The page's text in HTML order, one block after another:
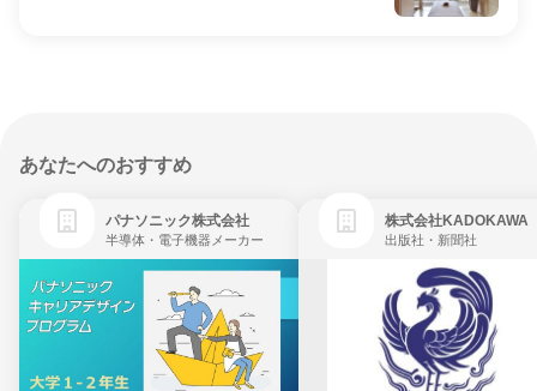
あなたへのおすすめ
パナソニック株式会社
半導体・電子機器メーカー
株式会社KADOKAWA
出版社・新聞社